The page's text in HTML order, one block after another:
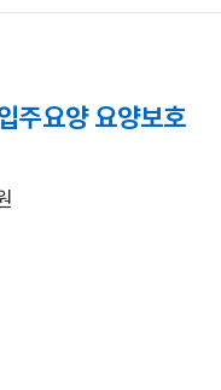
요양 요양보호